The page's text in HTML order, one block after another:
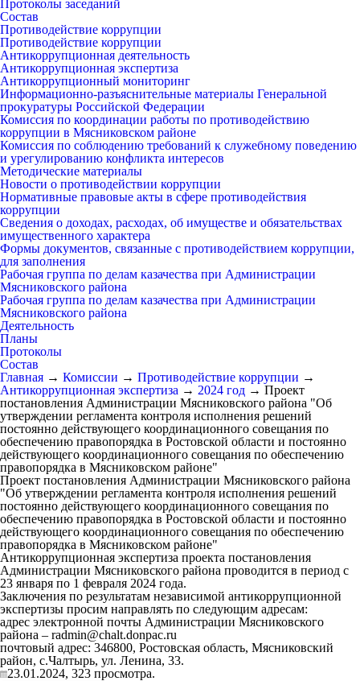
Протоколы заседаний
Состав
Противодействие коррупции
Противодействие коррупции
Антикоррупционная деятельность
Антикоррупционная экспертиза
Антикоррупционный мониторинг
Информационно-разъяснительные материалы Генеральной
прокуратуры Российской Федерации
Комиссия по координации работы по противодействию
коррупции в Мясниковском районе
Комиссия по соблюдению требований к служебному поведению
и урегулированию конфликта интересов
Методические материалы
Новости о противодействии коррупции
Нормативные правовые акты в сфере противодействия
коррупции
Сведения о доходах, расходах, об имуществе и обязательствах
имущественного характера
Формы документов, связанные с противодействием коррупции,
для заполнения
Рабочая группа по делам казачества при Администрации
Мясниковского района
Рабочая группа по делам казачества при Администрации
Мясниковского района
Деятельность
Планы
Протоколы
Состав
Главная → Комиссии → Противодействие коррупции →
Антикоррупционная экспертиза → 2024 год → Проект
постановления Администрации Мясниковского района "Об
утверждении регламента контроля исполнения решений
постоянно действующего координационного совещания по
обеспечению правопорядка в Ростовской области и постоянно
действующего координационного совещания по обеспечению
правопорядка в Мясниковском районе"
Проект постановления Администрации Мясниковского района
"Об утверждении регламента контроля исполнения решений
постоянно действующего координационного совещания по
обеспечению правопорядка в Ростовской области и постоянно
действующего координационного совещания по обеспечению
правопорядка в Мясниковском районе"
Антикоррупционная экспертиза проекта постановления
Администрации Мясниковского района проводится в период с
23 января по 1 февраля 2024 года.
Заключения по результатам независимой антикоррупционной
экспертизы просим направлять по следующим адресам:
адрес электронной почты Администрации Мясниковского
района – radmin@chalt.donpac.ru
почтовый адрес: 346800, Ростовская область, Мясниковский
район, с.Чалтырь, ул. Ленина, 33.
23.01.2024, 323 просмотра.